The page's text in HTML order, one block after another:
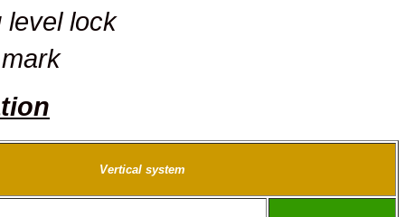
Trig level lock
Specification